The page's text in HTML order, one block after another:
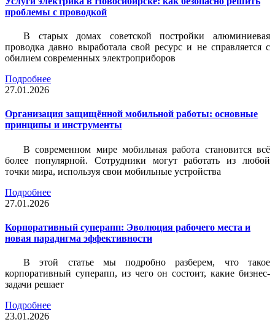
проблемы с проводкой
В старых домах советской постройки алюминиевая
проводка давно выработала свой ресурс и не справляется с
обилием современных электроприборов
Подробнее
27.01.2026
Организация защищённой мобильной работы: основные
принципы и инструменты
В современном мире мобильная работа становится всё
более популярной. Сотрудники могут работать из любой
точки мира, используя свои мобильные устройства
Подробнее
27.01.2026
Корпоративный суперапп: Эволюция рабочего места и
новая парадигма эффективности
В этой статье мы подробно разберем, что такое
корпоративный суперапп, из чего он состоит, какие бизнес-
задачи решает
Подробнее
23.01.2026